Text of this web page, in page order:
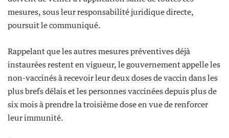
mesures, sous leur responsabilité juridique directe,
poursuit le communiqué.
Rappelant que les autres mesures préventives déjà
instaurées restent en vigueur, le gouvernement appelle les
non-vaccinés à recevoir leur deux doses de vaccin dans les
plus brefs délais et les personnes vaccinées depuis plus de
six mois à prendre la troisième dose en vue de renforcer
leur immunité.